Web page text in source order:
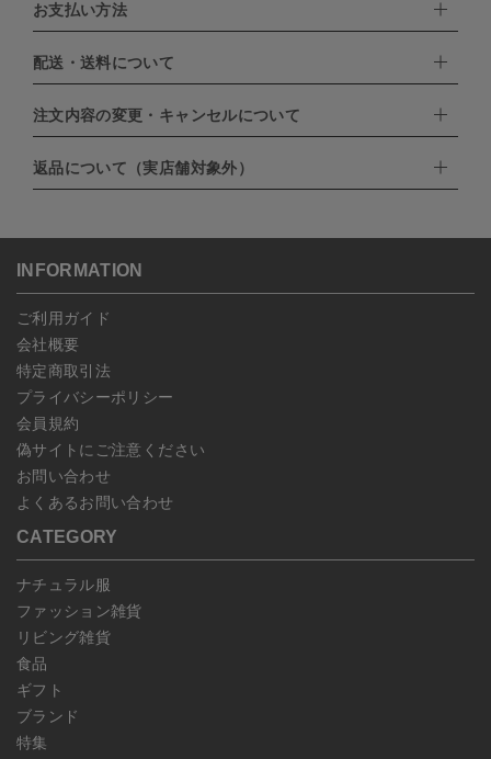
お支払い方法
下記お支払い方法よりお選びいただけます。
・クレジットカード（VISA,mastercard,JCB,AMERICAN
EXPRESS,Diners Club）
・PayPay
・NP後払い
配送・送料について
配達業者：日本郵便
北海道：1,400円
沖縄：1,400円
注文内容の変更・キャンセルについて
ご注文日当日から翌日のAM9:00までにご連絡頂いた場合はキャン
セルは可能です。
ンセルしていただいた後、ご希望の商品のみ再度ご注文お願いしま
予約商品など一部キャンセルが出来ない場合がございます。あらか
じめご了承ください。
返品について（実店舗対象外）
こちらよりご依頼ください。
INFORMATION
ご利用ガイド
会社概要
特定商取引法
プライバシーポリシー
会員規約
偽サイトにご注意ください
お問い合わせ
よくあるお問い合わせ
CATEGORY
ナチュラル服
ファッション雑貨
リビング雑貨
食品
ギフト
ブランド
特集